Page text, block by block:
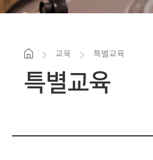
교육 특별교육
특별교육